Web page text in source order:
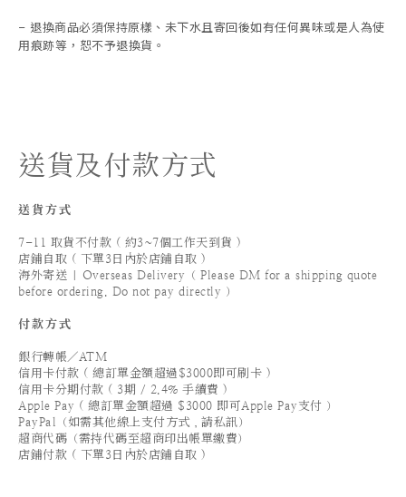
- 退換商品必須保持原樣、未下水且寄回後如有任何異味或是人為使
用痕跡等 ， 恕不予退換貨。
送貨及付款方式
送貨方式
7-11 取貨不付款 ( 約3~7個工作天到貨 )
店鋪自取 ( 下單3日內於店鋪自取 )
海外寄送 | Overseas Delivery（ Please DM for a shipping quote
before ordering. Do not pay directly ）
付款方式
銀行轉帳／ATM
信用卡付款 ( 總訂單金額超過$3000即可刷卡 )
信用卡分期付款 ( 3期 / 2.4% 手續費 )
Apple Pay ( 總訂單金額超過 $3000 即可Apple Pay支付 ）
PayPal（如需其他線上支付方式，請私訊）
超商代碼（需持代碼至超商印出帳單繳費）
店鋪付款 ( 下單3日內於店鋪自取 )